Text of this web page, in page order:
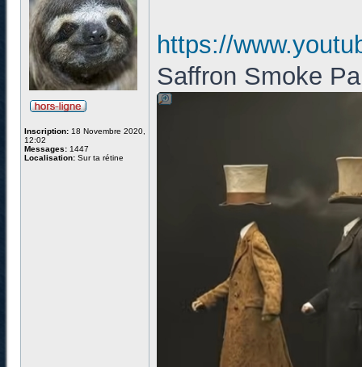
Inscription: 18 Novembre 2020,
12:02
Messages: 1447
Localisation: Sur ta rétine
https://
Saffron Smoke